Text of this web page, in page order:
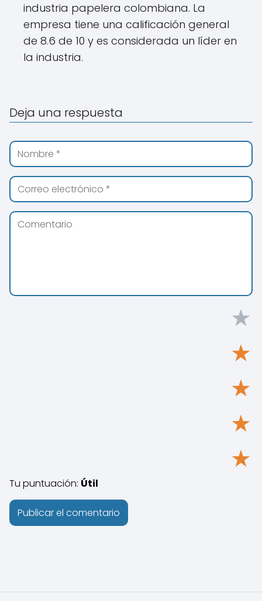
industria papelera colombiana. La
empresa tiene una calificación general
de 8.6 de 10 y es considerada un líder en
la industria.
Deja una respuesta
★
★
★
★
★
Tu puntuación: Útil